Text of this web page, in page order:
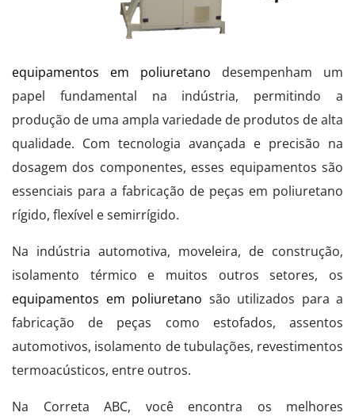
equipamentos em poliuretano desempenham um
papel fundamental na indústria, permitindo a
produção de uma ampla variedade de produtos de alta
qualidade. Com tecnologia avançada e precisão na
dosagem dos componentes, esses equipamentos são
essenciais para a fabricação de peças em poliuretano
rígido, flexível e semirrígido.
Na indústria automotiva, moveleira, de construção,
isolamento térmico e muitos outros setores, os
equipamentos em poliuretano são utilizados para a
fabricação de peças como estofados, assentos
automotivos, isolamento de tubulações, revestimentos
termoacústicos, entre outros.
Na Correta ABC, você encontra os melhores